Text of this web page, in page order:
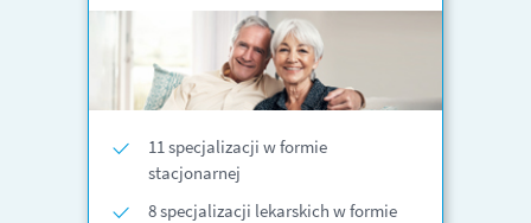
11 specjalizacji w formie
stacjonarnej
8 specjalizacji lekarskich w formie